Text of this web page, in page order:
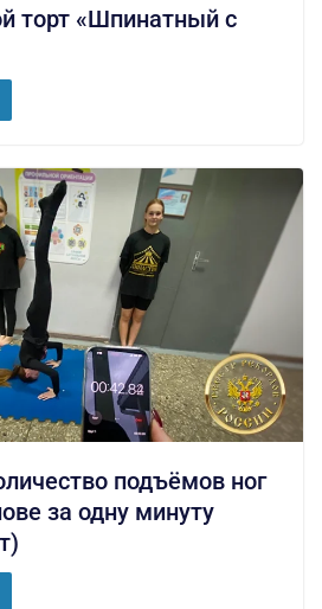
торт «Шпинатный с
подъёмов ног
за одну минуту